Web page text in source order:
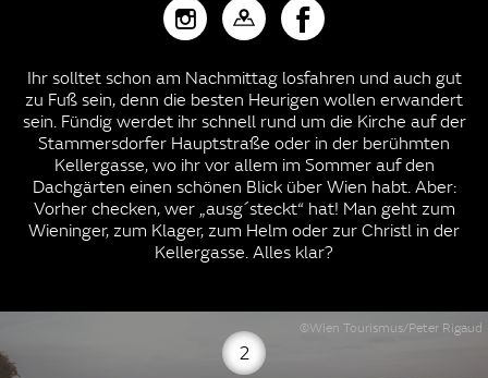
Ihr solltet schon am Nachmittag losfahren und auch gut
zu Fuß sein, denn die besten Heurigen wollen erwandert
sein. Fündig werdet ihr schnell rund um die Kirche auf der
Stammersdorfer Hauptstraße oder in der berühmten
Kellergasse, wo ihr vor allem im Sommer auf den
Dachgärten einen schönen Blick über Wien habt. Aber:
Vorher checken, wer „ausg´steckt“ hat! Man geht zum
Wieninger, zum Klager, zum Helm oder zur Christl in der
Kellergasse. Alles klar?
2
©Wien Tourismus/Peter Rigaud